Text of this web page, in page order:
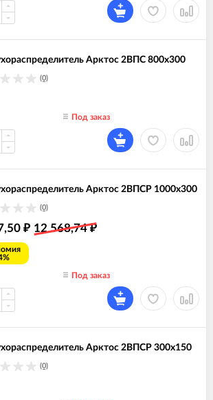
Арктос 2ВПС 800х300
(0)
Под заказ
Арктос 2ВПСР 1000х300
(0)
₽ 12 568,74₽
Под заказ
Арктос 2ВПСР 300х150
(0)